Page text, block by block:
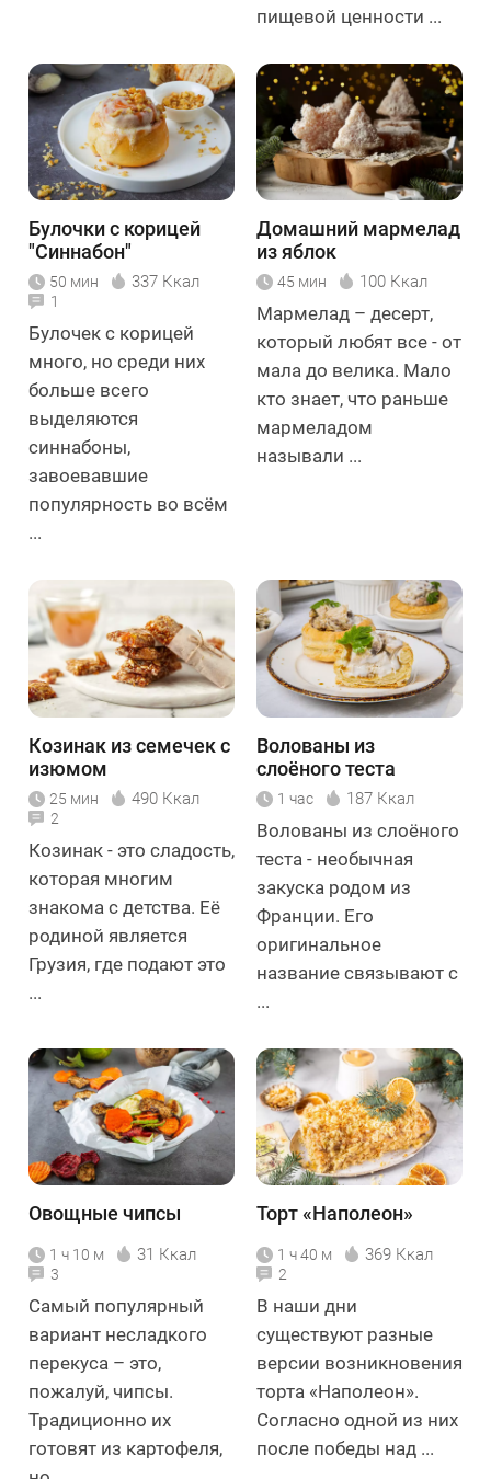
пищевой ценности ...
Булочки с корицей
"Синнабон"
50 мин 337 Ккал
1
Булочек с корицей
много, но среди них
больше всего
выделяются
синнабоны,
завоевавшие
популярность во всём
...
Домашний мармелад
из яблок
45 мин 100 Ккал
Мармелад – десерт,
который любят все - от
мала до велика. Мало
кто знает, что раньше
мармеладом
называли ...
Козинак из семечек с
изюмом
25 мин 490 Ккал
2
Козинак - это сладость,
которая многим
знакома с детства. Её
родиной является
Грузия, где подают это
...
Волованы из
слоёного теста
1 час 187 Ккал
Волованы из слоёного
теста - необычная
закуска родом из
Франции. Его
оригинальное
название связывают с
...
Овощные чипсы
1 ч 10 м 31 Ккал
3
Самый популярный
вариант несладкого
перекуса – это,
пожалуй, чипсы.
Традиционно их
готовят из картофеля,
Торт «Наполеон»
1 ч 40 м 369 Ккал
2
В наши дни
существуют разные
версии возникновения
торта «Наполеон».
Согласно одной из них
после победы над ...